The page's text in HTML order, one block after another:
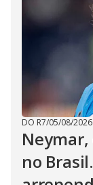
DO R7/05/08/2026
no